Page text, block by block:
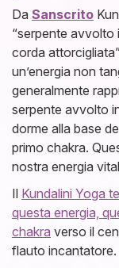
Da Sanscrito
“serpente avvolto
corda
un’energia non
generalmente
serpente avvolto
dorme alla base
primo chakra.
nostra energia
Il Kundalini Yoga
questa energia,
chakra verso il
flauto incantatore.